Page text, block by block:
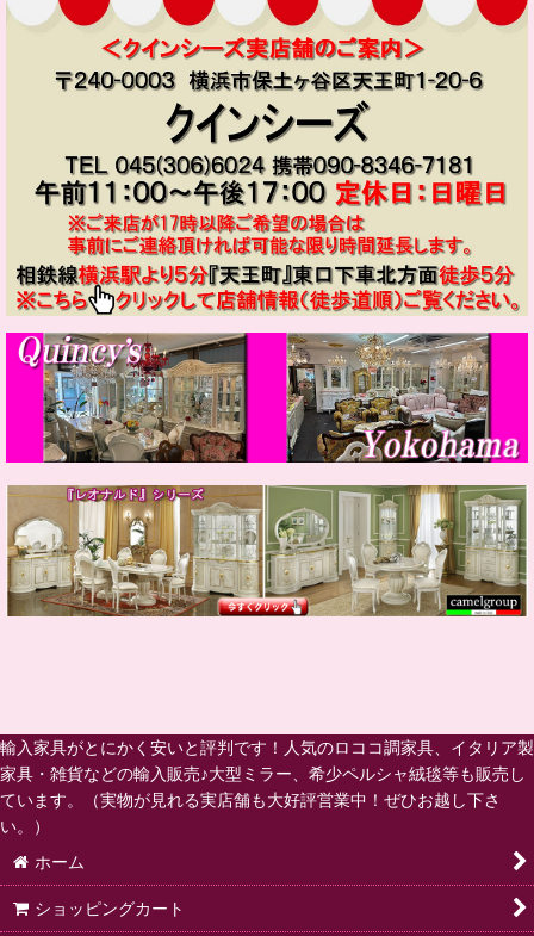
輸入家具がとにかく安いと評判です！人気のロココ調家具、イタリア製
家具・雑貨などの輸入販売♪大型ミラー、希少ペルシャ絨毯等も販売し
ています。（実物が見れる実店舗も大好評営業中！ぜひお越し下さ
い。）
ホーム
ショッピングカート